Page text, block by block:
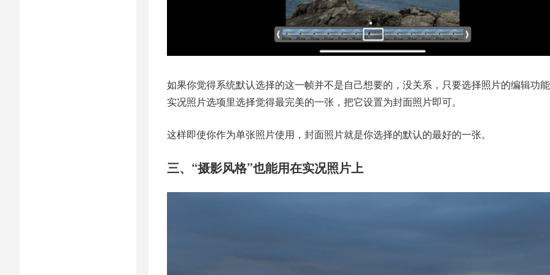
如果你觉得系统默认选择的这一帧并不是自己想要的，没关系，只要选择照片的编辑功
实况照片选项里选择觉得最完美的一张，把它设置为封面照片即可。
这样即使你作为单张照片使用，封面照片就是你选择的默认的最好的一张。
三、“摄影风格”也能用在实况照片上